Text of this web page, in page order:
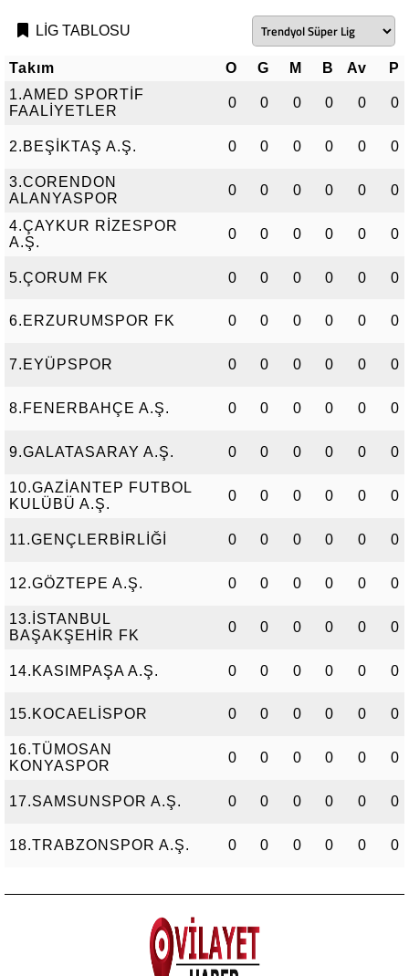
LİG TABLOSU
Takım O G M B Av
P
1.AMED SPORTİF
FAALİYETLER
0 0 0 0 0 0
2.BEŞİKTAŞ A.Ş. 0 0 0 0 0 0
3.CORENDON
ALANYASPOR
0 0 0 0 0 0
4.ÇAYKUR RİZESPOR
A.Ş.
0 0 0 0 0 0
5.ÇORUM FK 0 0 0 0 0 0
6.ERZURUMSPOR FK 0 0 0 0 0 0
7.EYÜPSPOR 0 0 0 0 0 0
8.FENERBAHÇE A.Ş. 0 0 0 0 0 0
9.GALATASARAY A.Ş. 0 0 0 0 0 0
10.GAZİANTEP FUTBOL
KULÜBÜ A.Ş.
0 0 0 0 0 0
11.GENÇLERBİRLİĞİ 0 0 0 0 0 0
12.GÖZTEPE A.Ş. 0 0 0 0 0 0
13.İSTANBUL
BAŞAKŞEHİR FK
0 0 0 0 0 0
14.KASIMPAŞA A.Ş. 0 0 0 0 0 0
15.KOCAELİSPOR 0 0 0 0 0 0
16.TÜMOSAN
KONYASPOR
0 0 0 0 0 0
17.SAMSUNSPOR A.Ş. 0 0 0 0 0 0
18.TRABZONSPOR A.Ş. 0 0 0 0 0 0